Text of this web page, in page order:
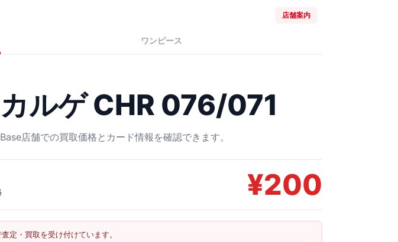
店舗案内
ワンピース
ルゲ CHR 076/071
店舗での買取価格とカード情報を確認できます。
¥200
査定・買取を受け付けています。